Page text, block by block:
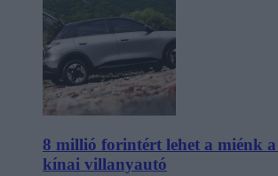
8 millió forintért lehet a miénk a
kínai villanyautó